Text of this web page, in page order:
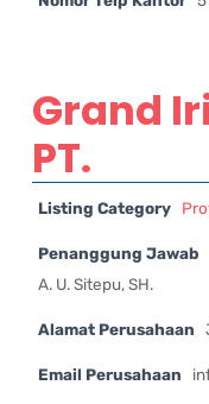
Grand
PT.
Listing Category
Penanggung Jawab
A. U. Sitepu, SH.
Alamat Perusahaan
Email Perusahaan